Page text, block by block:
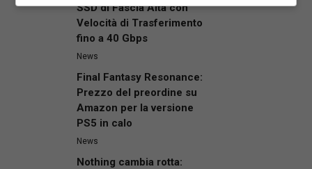
SSD di Fascia Alta con
Velocità di Trasferimento
fino a 40 Gbps
News
Final Fantasy Resonance:
Prezzo del preordine su
Amazon per la versione
PS5 in calo
News
Nothing cambia rotta: